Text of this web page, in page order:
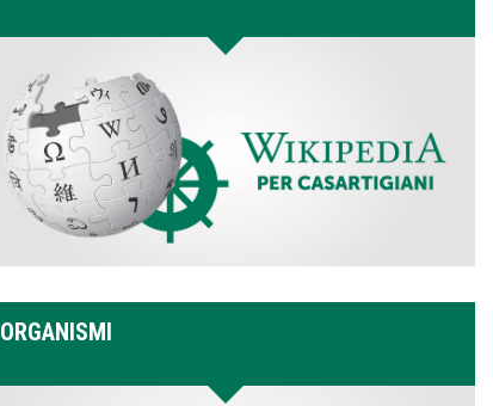
ORGANISMI